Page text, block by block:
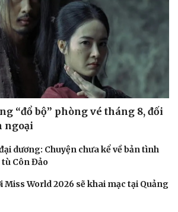
Công nghệ
Sành điệu
Tin Công nghệ
Trải nghiệm
Chuyển đổi số
“đổ bộ” phòng vé tháng 8, đối
ngoại
dương: Chuyện chưa kể về bản tình
Côn Đảo
Miss World 2026 sẽ khai mạc tại Quảng